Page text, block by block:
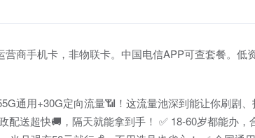
商手机卡，非物联卡。中国电信APP可查套餐。低
通用+30G定向流量📶！这流量池深到能让你刷
配送超快🚚，隔天就能拿到手！ ✅ 18-60岁都能办